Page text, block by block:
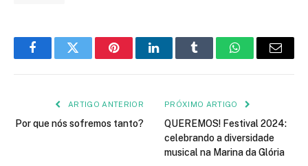
FacebookTwitter PinterestLinkedInTumblr WhatsApp
E-
ARTIGO ANTERIOR
Por que nós sofremos tanto?
PRÓXIMO ARTIGO
QUEREMOS! Festival 2024:
celebrando a diversidade
musical na Marina da Glória